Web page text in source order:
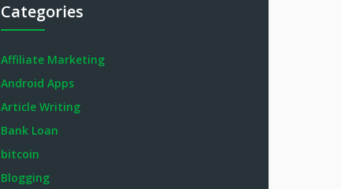
Categories
Affiliate Marketing
Android Apps
Article Writing
Bank Loan
bitcoin
Blogging